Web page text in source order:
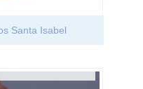
Santa Isabel